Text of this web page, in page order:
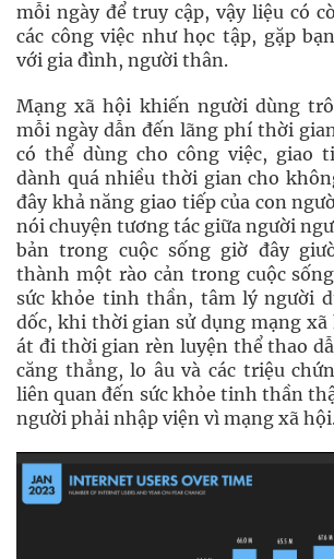
mỗi ngày để truy cập, vậy liệu có
các công việc như học tập, gặp
với gia đình, người thân.
Mạng xã hội khiến người dùng
mỗi ngày dẫn đến lãng phí thời
có thể dùng cho công việc, giao
dành quá nhiều thời gian cho
đây khả năng giao tiếp của con
nói chuyện tương tác giữa người
bản trong cuộc sống giờ đây
thành một rào cản trong cuộc
sức khỏe tinh thần, tâm lý người
dốc, khi thời gian sử dụng mạng xã
át đi thời gian rèn luyện thể thao
căng thẳng, lo âu và các triệu
liên quan đến sức khỏe tinh thần
người phải nhập viện vì mạng xã